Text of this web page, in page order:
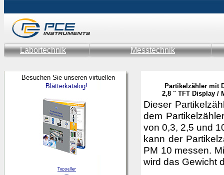
Labortechnik Messtechnik
Besuchen Sie unseren virtuellen
Blätterkatalog!
Partikelzähler mit
2,8 " TFT Display /
Dieser
dem
von 0,3, 2,5 und
kann der
PM 10 messen.
wird das Gewicht